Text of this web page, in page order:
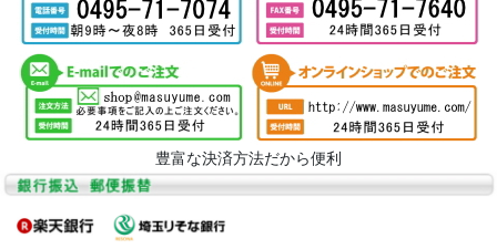
絞り込む
豊富な決済方法だから便利